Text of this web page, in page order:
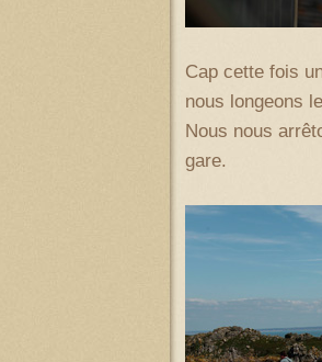
Cap cette fois
nous longeons
Nous nous
gare.